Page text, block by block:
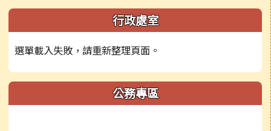
左邊區域內容 行政處室
選單載入失敗，請重新整理頁面。
公務專區